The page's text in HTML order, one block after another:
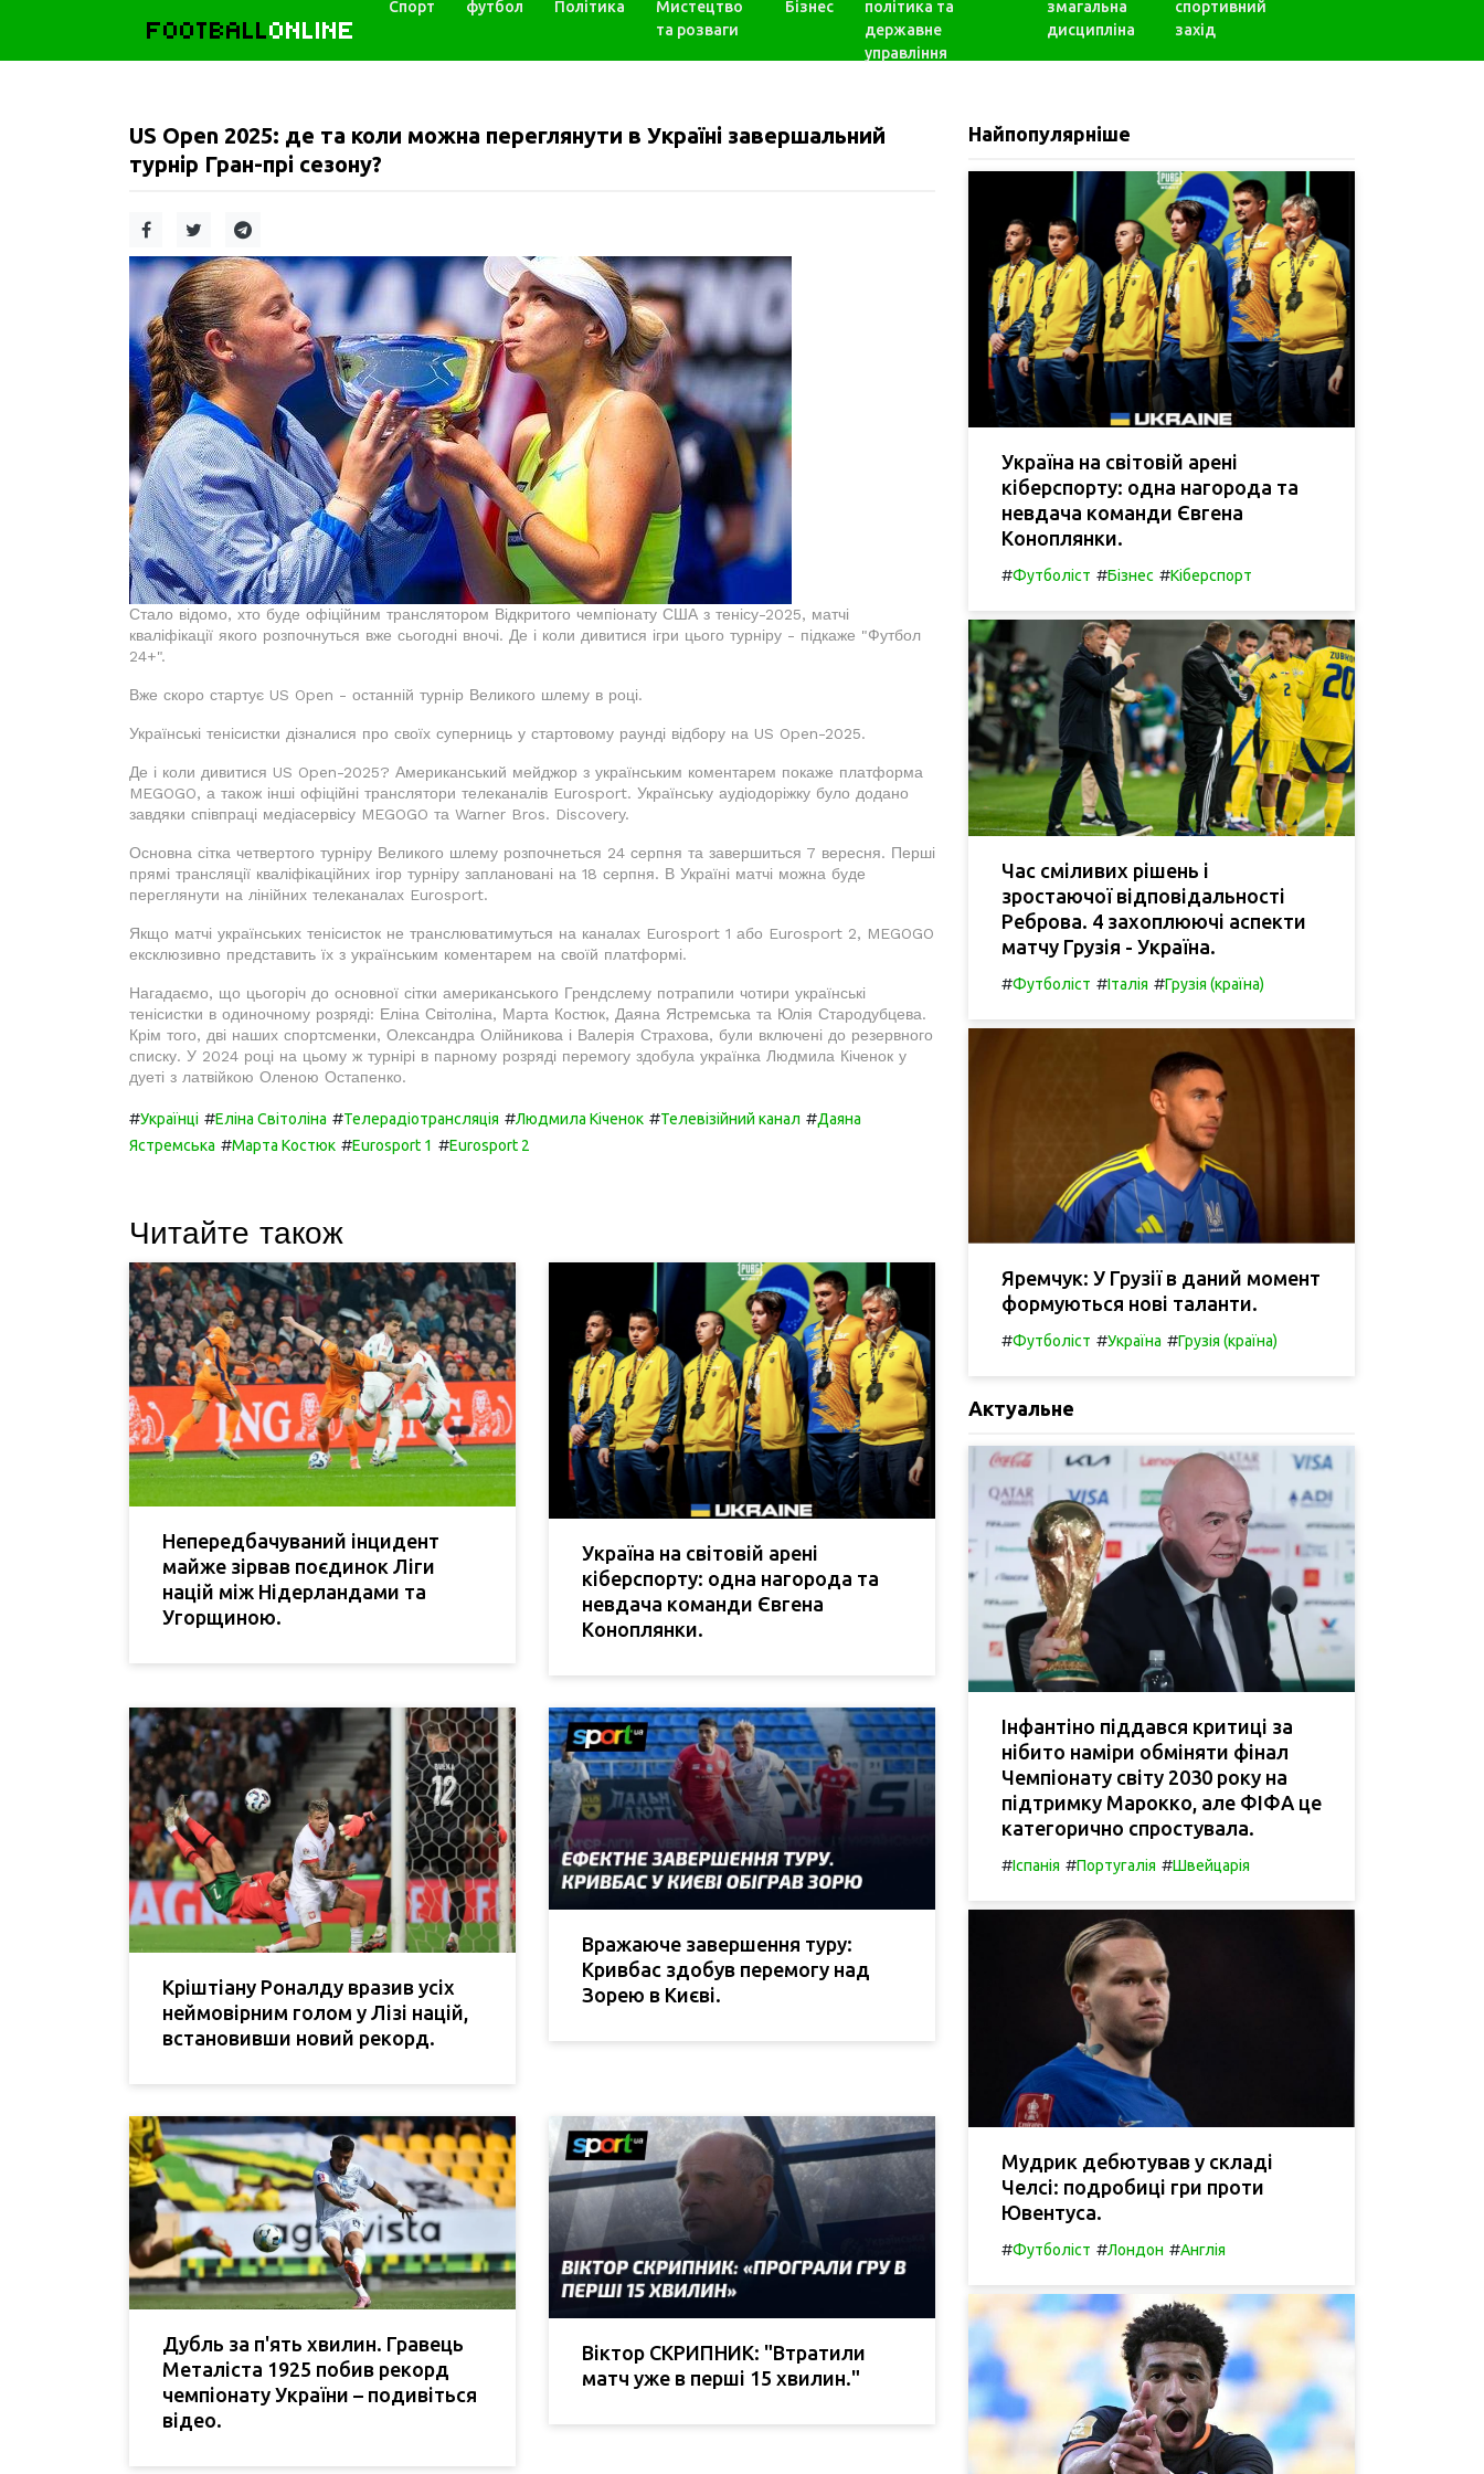
FOOTBALLONLINE
Спорт футбол Політика
Мистецтво
та розваги
Бізнес
політика та
державне
управління
змагальна
дисципліна
спортивний
захід
US Open 2025: де та коли можна переглянути в Україні завершальний
турнір Гран-прі сезону?
Стало відомо, хто буде офіційним транслятором Відкритого чемпіонату США з тенісу-2025, матчі
кваліфікації якого розпочнуться вже сьогодні вночі. Де і коли дивитися ігри цього турніру - підкаже "Футбол
24+".
Вже скоро стартує US Open - останній турнір Великого шлему в році.
Українські тенісистки дізналися про своїх суперниць у стартовому раунді відбору на US Open-2025.
Де і коли дивитися US Open-2025? Американський мейджор з українським коментарем покаже платформа
MEGOGO, а також інші офіційні транслятори телеканалів Eurosport. Українську аудіодоріжку було додано
завдяки співпраці медіасервісу MEGOGO та Warner Bros. Discovery.
Основна сітка четвертого турніру Великого шлему розпочнеться 24 серпня та завершиться 7 вересня. Перші
прямі трансляції кваліфікаційних ігор турніру заплановані на 18 серпня. В Україні матчі можна буде
переглянути на лінійних телеканалах Eurosport.
Якщо матчі українських тенісисток не транслюватимуться на каналах Eurosport 1 або Eurosport 2, MEGOGO
ексклюзивно представить їх з українським коментарем на своїй платформі.
Нагадаємо, що цьогоріч до основної сітки американського Грендслему потрапили чотири українські
тенісистки в одиночному розряді: Еліна Світоліна, Марта Костюк, Даяна Ястремська та Юлія Стародубцева.
Крім того, дві наших спортсменки, Олександра Олійникова і Валерія Страхова, були включені до резервного
списку. У 2024 році на цьому ж турнірі в парному розряді перемогу здобула українка Людмила Кіченок у
дуеті з латвійкою Оленою Остапенко.
#Українці #Еліна Світоліна #Телерадіотрансляція #Людмила Кіченок #Телевізійний канал #Даяна
Ястремська #Марта Костюк #Eurosport 1 #Eurosport 2
Читайте також
Непередбачуваний інцидент
майже зірвав поєдинок Ліги
націй між Нідерландами та
Угорщиною.
Україна на світовій арені
кіберспорту: одна нагорода та
невдача команди Євгена
Коноплянки.
Кріштіану Роналду вразив усіх
неймовірним голом у Лізі націй,
встановивши новий рекорд.
Вражаюче завершення туру:
Кривбас здобув перемогу над
Зорею в Києві.
Дубль за п'ять хвилин. Гравець
Металіста 1925 побив рекорд
чемпіонату України – подивіться
відео.
Віктор СКРИПНИК: "Втратили
матч уже в перші 15 хвилин."
Найпопулярніше
Україна на світовій арені
кіберспорту: одна нагорода та
невдача команди Євгена
Коноплянки.
#Футболіст #Бізнес #Кіберспорт
Час сміливих рішень і
зростаючої відповідальності
Реброва. 4 захоплюючі аспекти
матчу Грузія - Україна.
#Футболіст #Італія #Грузія (країна)
Яремчук: У Грузії в даний момент
формуються нові таланти.
#Футболіст #Україна #Грузія (країна)
Актуальне
Інфантіно піддався критиці за
нібито наміри обміняти фінал
Чемпіонату світу 2030 року на
підтримку Марокко, але ФІФА це
категорично спростувала.
#Іспанія #Португалія #Швейцарія
Мудрик дебютував у складі
Челсі: подробиці гри проти
Ювентуса.
#Футболіст #Лондон #Англія